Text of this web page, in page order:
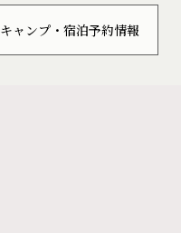
キャンプ・宿泊予約情報